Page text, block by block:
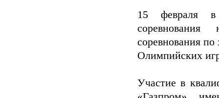
15 февраля в
соревнования
Олимпийских
Участие в